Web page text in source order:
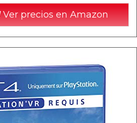
Ver precios en Amazon